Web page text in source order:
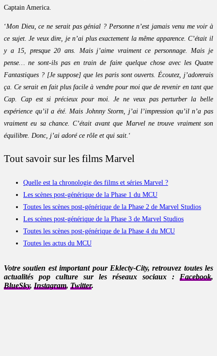
Captain America.
‘Mon Dieu, ce ne serait pas génial ? Personne n’est jamais venu me voir à
ce sujet. Je veux dire, je n’ai plus exactement la même apparence. C’était il
y a 15, presque 20 ans. Mais j’aime vraiment ce personnage. Mais je
pense… ne sont-ils pas en train de faire quelque chose avec les Quatre
Fantastiques ? [Je suppose] que les paris sont ouverts. Écoutez, j’adorerais
ça. Ce serait en fait plus facile à vendre pour moi que de revenir en tant que
Cap. Cap est si précieux pour moi. Je ne veux pas perturber la belle
expérience qu’il a été. Mais Johnny Storm, j’ai l’impression qu’il n’a pas
vraiment eu sa chance. C’était avant que Marvel ne trouve vraiment son
équilibre. Donc, j’ai adoré ce rôle et qui sait. ‘
Tout savoir sur les films Marvel
Quelle est la chronologie des films et séries Marvel ?
Les scènes post-générique de la Phase 1 du MCU
Toutes les scènes post-générique de la Phase 2 de Marvel Studios
Les scènes post-générique de la Phase 3 de Marvel Studios
Toutes les scènes post-générique de la Phase 4 du MCU
Toutes les actus du MCU
Votre soutien est important pour Eklecty-City, retrouvez toutes les
actualités pop culture sur les réseaux sociaux : Facebook,
BlueSky, Instagram, Twitter.